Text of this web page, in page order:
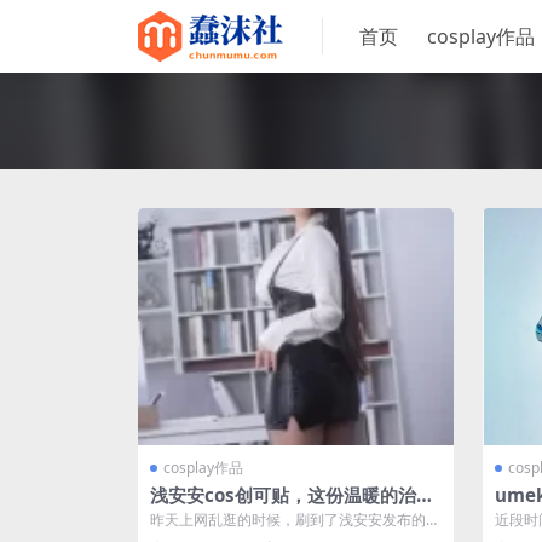
首页 cosplay作品
cosplay作品
浅安安cos创可贴，这份温暖的治愈
感你感受到了没？
昨天上网乱逛的时候，刷到了浅安安发布的这
组cos创可贴系列照片，一下子就被吸引住...
还原
近段时
绕不